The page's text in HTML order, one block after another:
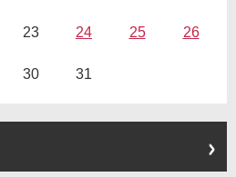
23 24 25 26
30 31